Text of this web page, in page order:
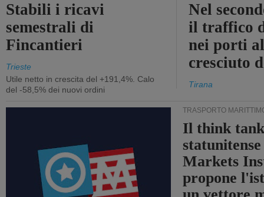
Stabili i ricavi
semestrali di
Fincantieri
Trieste
Utile netto in crescita del +191,4%. Calo
del -58,5% dei nuovi ordini
Nel
il traffico
nei porti
cresciuto
Tirana
TRASPORTO
Il think
Markets
propone